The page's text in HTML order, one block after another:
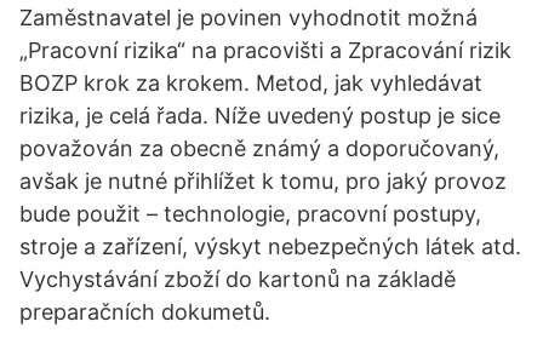
Zaměstnavatel je povinen vyhodnotit možná
„Pracovní rizika“ na pracovišti a Zpracování rizik
BOZP krok za krokem. Metod, jak vyhledávat
rizika, je celá řada. Níže uvedený postup je sice
považován za obecně známý a doporučovaný,
avšak je nutné přihlížet k tomu, pro jaký provoz
bude použit – technologie, pracovní postupy,
stroje a zařízení, výskyt nebezpečných látek atd.
Vychystávání zboží do kartonů na základě
preparačních dokumetů.